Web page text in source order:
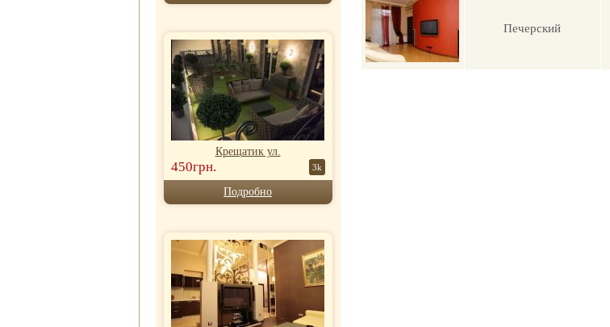
Крещатик ул.
450грн. 3k
Подробно
Печерский